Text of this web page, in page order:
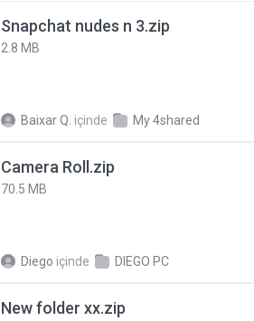
Snapchat nudes n 3.zip
2.8 MB
Baixar Q. içinde My 4shared
Camera Roll.zip
70.5 MB
Diego içinde DIEGO PC
New folder xx.zip